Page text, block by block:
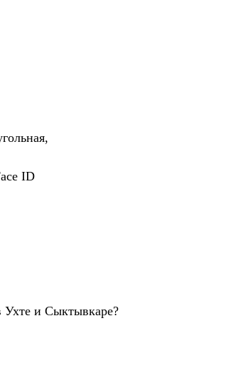
ID
Ухте и Сыктывкаре?